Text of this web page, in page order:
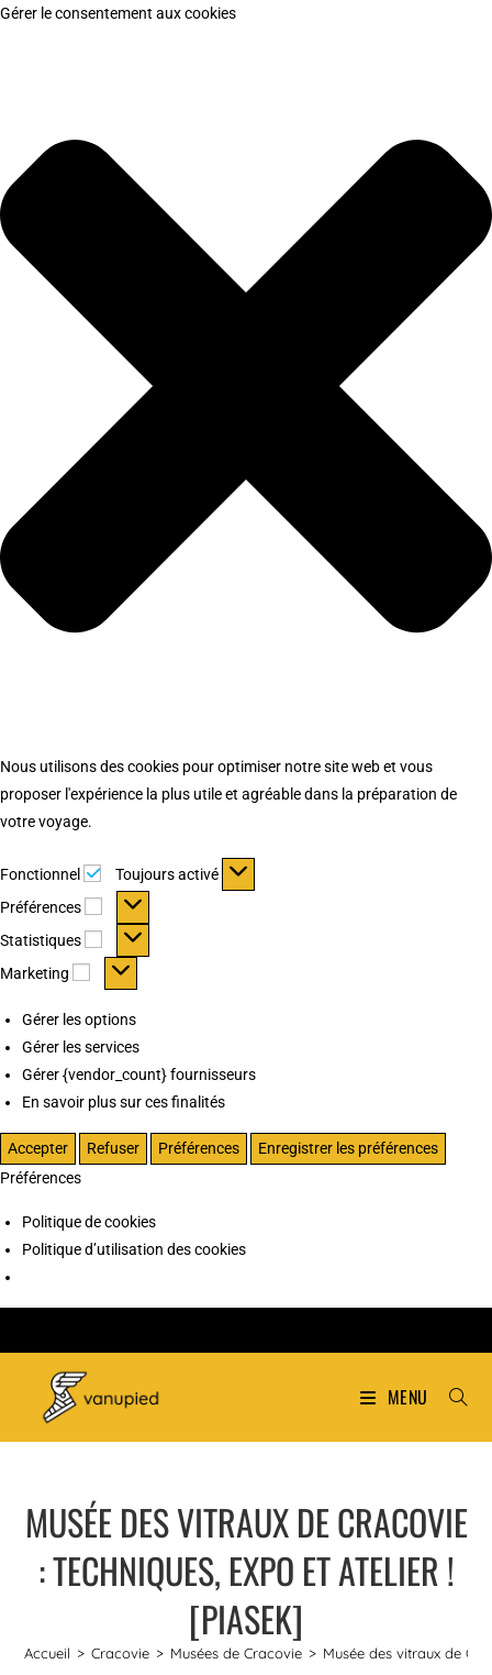
Gérer le consentement aux cookies
Nous utilisons des cookies pour optimiser notre site web et vous
proposer l'expérience la plus utile et agréable dans la préparation de
votre voyage.
Fonctionnel Fonctionnel
Toujours activé
Préférences
Préférences
Statistiques Statistiques
Marketing Marketing
Gérer les options
Gérer les services
Gérer {vendor_count} fournisseurs
En savoir plus sur ces finalités
Accepter Refuser Préférences
Enregistrer les préférences
Préférences
Politique de cookies
Politique d’utilisation des cookies
MENU
MUSÉE DES VITRAUX DE CRACOVIE
: TECHNIQUES, EXPO ET ATELIER !
[PIASEK]
Accueil > Cracovie > Musées de Cracovie > Musée des vitraux de